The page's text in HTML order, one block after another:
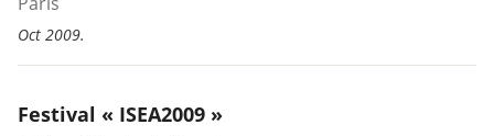
Oct 2009.
Festival « ISEA2009 »